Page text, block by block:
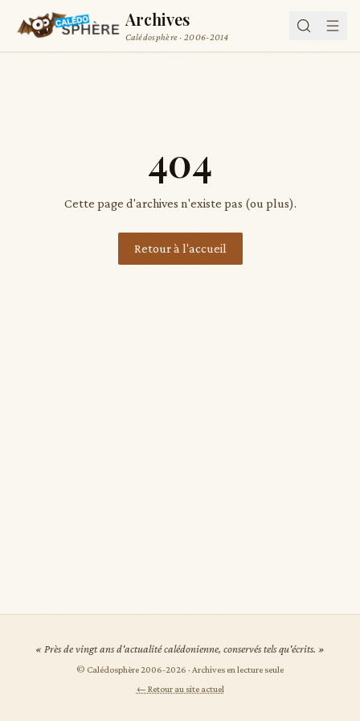
Archives
Calédosphère · 2006-2014
404
Cette page d'archives n'existe pas (ou plus).
Retour à l'accueil
« Près de vingt ans d'actualité calédonienne, conservés tels qu'écrits. »
© Calédosphère 2006-2026 · Archives en lecture seule
← Retour au site actuel